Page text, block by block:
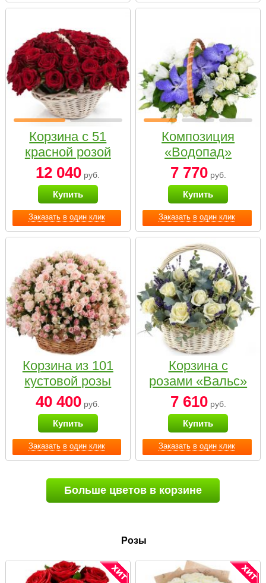
Заказать в один клик
Корзина с 51
красной розой
12 040 руб.
Купить
Заказать в один клик
Композиция
«Водопад»
7 770руб.
Купить
Заказать в один клик
Корзина из 101
кустовой розы
нежных тонов
40 400 руб.
Купить
Заказать в один клик
Корзина с
розами «Вальс»
7 610руб.
Купить
Больше цветов в корзине
Розы